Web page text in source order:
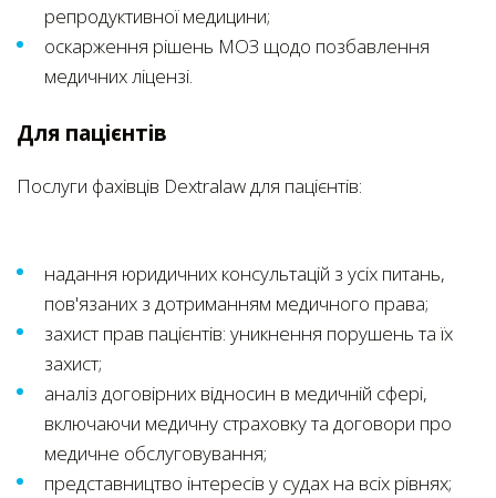
репродуктивної медицини;
оскарження рішень МОЗ щодо позбавлення
медичних ліцензі.
Для пацієнтів
Послуги фахівців Dextralaw для пацієнтів:
надання юридичних консультацій з усіх питань,
пов'язаних з дотриманням медичного права;
захист прав пацієнтів: уникнення порушень та їх
захист;
аналіз договірних відносин в медичній сфері,
включаючи медичну страховку та договори про
медичне обслуговування;
представництво інтересів у судах на всіх рівнях;